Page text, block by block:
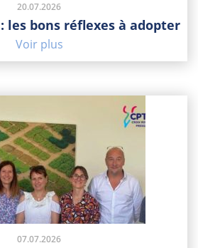
20.07.2026
les bons réflexes à adopter
Voir plus
07.07.2026